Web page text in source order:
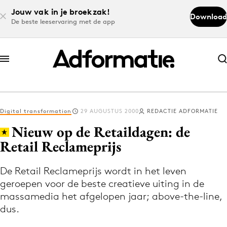
Jouw vak in je broekzak!
De beste leeservaring met de app
Download
Abonneer nu
Abonneer nu
Log in
Download de app
Volg het laatste nieuws via de Adformatie
Nieuws app
Digital transformation 29 AUGUSTUS 2000 REDACTIE ADFORMATIE
Nieuw op de Retaildagen: de
Retail Reclameprijs
De Retail Reclameprijs wordt in het leven
geroepen voor de beste creatieve uiting in de
massamedia het afgelopen jaar; above-the-line,
dus.